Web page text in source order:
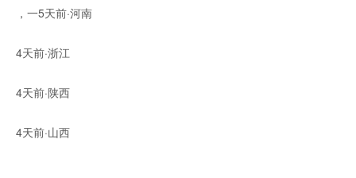
，一5天前·河南
4天前·浙江
4天前·陕西
4天前·山西